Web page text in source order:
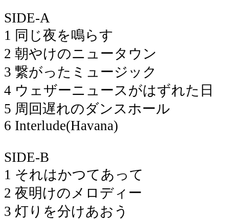
SIDE-A
1 同じ夜を鳴らす
2 朝やけのニュータウン
3 繋がったミュージック
4 ウェザーニュースがはずれた日
5 周回遅れのダンスホール
6 Interlude(Havana)
SIDE-B
1 それはかつてあって
2 夜明けのメロディー
3 灯りを分けあおう